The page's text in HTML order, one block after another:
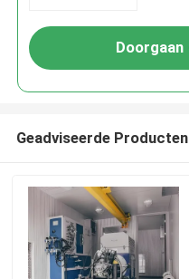
Doorgaan
Geadviseerde Producten